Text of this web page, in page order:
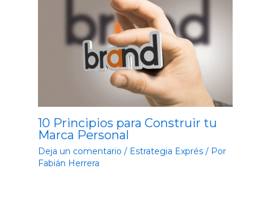
10 Principios para Construir tu
Marca Personal
Deja un comentario / Estrategia Exprés/ Por
Fabián Herrera